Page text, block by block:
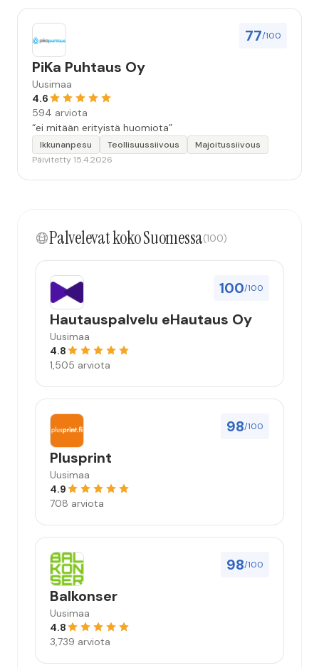
77/100
PiKa Puhtaus Oy
Uusimaa
4.6
594 arviota
“ei mitään erityistä huomiota”
Ikkunanpesu Teollisuussiivous
Majoitussiivous
Päivitetty 15.4.2026
Palvelevat koko Suomessa(100)
100/100
Hautauspalvelu eHautaus Oy
Uusimaa
4.8
1,505 arviota
98/100
Plusprint
Uusimaa
4.9
708 arviota
98/100
Balkonser
Uusimaa
4.8
3,739 arviota